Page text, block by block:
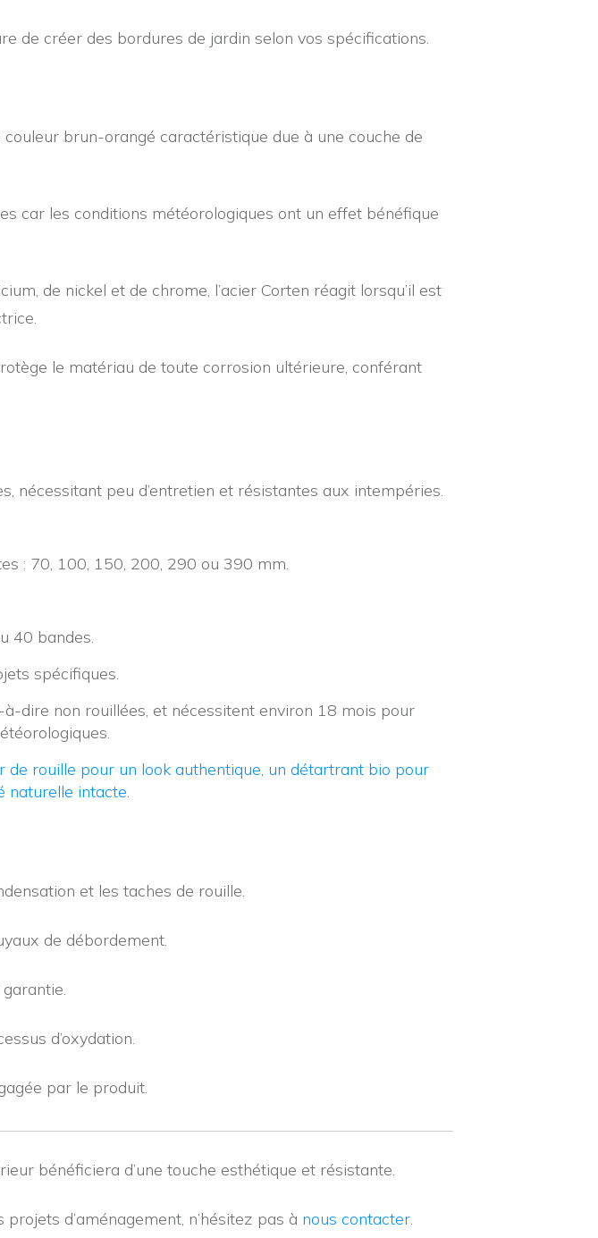
de créer des bordures de jardin selon vos spécifications.
brun-orangé caractéristique due à une couche de
car les conditions météorologiques ont un effet bénéfique
de nickel et de chrome, l’acier Corten réagit lorsqu’il est
le matériau de toute corrosion ultérieure, conférant
nécessitant peu d’entretien et résistantes aux intempéries.
: 70, 100, 150, 200, 290 ou 390 mm.
40 bandes.
spécifiques.
dire non rouillées, et nécessitent environ 18 mois pour
de rouille pour un look authentique, un détartrant bio pour
naturelle intacte.
et les taches de rouille.
de débordement.
d’oxydation.
par le produit.
bénéficiera d’une touche esthétique et résistante.
d’aménagement, n’hésitez pas à nous contacter.